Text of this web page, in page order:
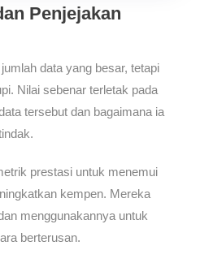
Penjejakan
data yang besar, tetapi
Nilai sebenar terletak pada
tersebut dan bagaimana ia
prestasi untuk menemui
kempen. Mereka
menggunakannya untuk
berterusan.